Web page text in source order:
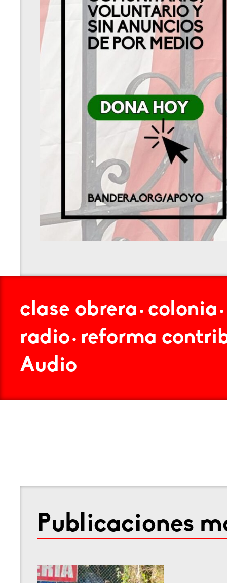
clase obrera • colonia
radio• reforma
Audio
Publicaciones